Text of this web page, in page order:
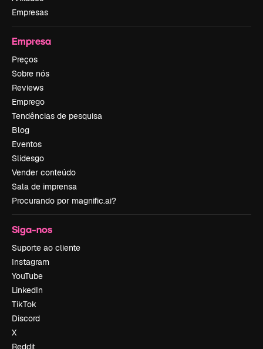
Empresas
Empresa
Preços
Sobre nós
Reviews
Emprego
Tendências de pesquisa
Blog
Eventos
Slidesgo
Vender conteúdo
Sala de imprensa
Procurando por magnific.ai?
Siga-nos
Suporte ao cliente
Instagram
YouTube
LinkedIn
TikTok
Discord
X
Reddit